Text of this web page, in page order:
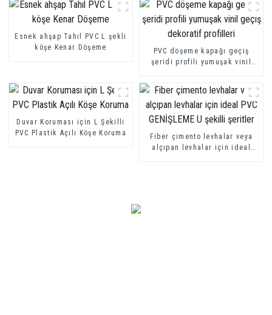
Esnek ahşap Tahıl PVC L şekli
köşe Kenar Döşeme
PVC döşeme kapağı geçiş
şeridi profili yumuşak vinil
Duvar Koruması için L Şekilli
PVC Plastik Açılı Köşe Koruma
Fiber çimento levhalar veya
alçıpan levhalar için ideal